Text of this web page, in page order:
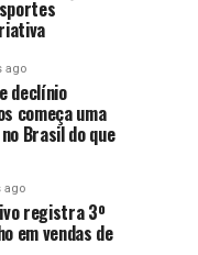
ago
declínio
começa uma
Brasil do que
ago
registra 3º
em vendas de